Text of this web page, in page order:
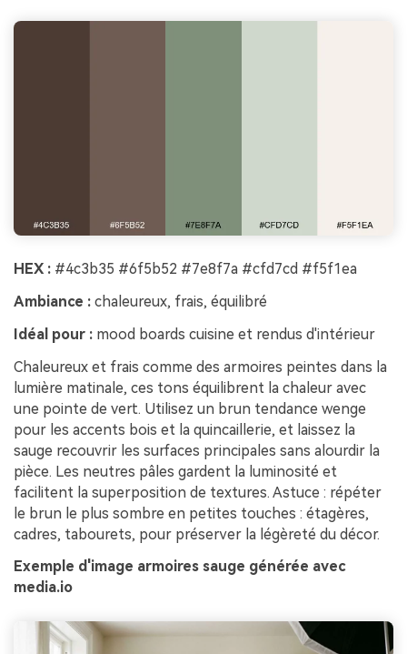
HEX : #4c3b35 #6f5b52 #7e8f7a #cfd7cd #f5f1ea
Ambiance : chaleureux, frais, équilibré
Idéal pour : mood boards cuisine et rendus d'intérieur
Chaleureux et frais comme des armoires peintes dans la
lumière matinale, ces tons équilibrent la chaleur avec
une pointe de vert. Utilisez un brun tendance wenge
pour les accents bois et la quincaillerie, et laissez la
sauge recouvrir les surfaces principales sans alourdir la
pièce. Les neutres pâles gardent la luminosité et
facilitent la superposition de textures. Astuce : répéter
le brun le plus sombre en petites touches : étagères,
cadres, tabourets, pour préserver la légèreté du décor.
Exemple d'image armoires sauge générée avec
media.io